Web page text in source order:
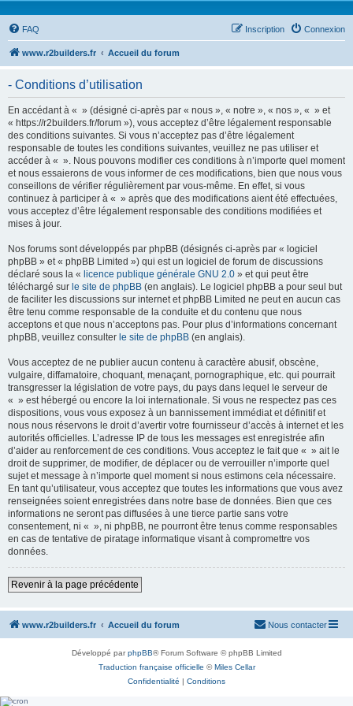
FAQ Connexion
Inscription
www.r2builders.fr Accueil du forum
- Conditions d’utilisation
En accédant à « » (désigné ci-après par « nous », « notre », « nos », « » et
« https://r2builders.fr/forum »), vous acceptez d’être légalement responsable
des conditions suivantes. Si vous n’acceptez pas d’être légalement
responsable de toutes les conditions suivantes, veuillez ne pas utiliser et
accéder à « ». Nous pouvons modifier ces conditions à n’importe quel moment
et nous essaierons de vous informer de ces modifications, bien que nous vous
conseillons de vérifier régulièrement par vous-même. En effet, si vous
continuez à participer à « » après que des modifications aient été effectuées,
vous acceptez d’être légalement responsable des conditions modifiées et
mises à jour.
Nos forums sont développés par phpBB (désignés ci-après par « logiciel
phpBB » et « phpBB Limited ») qui est un logiciel de forum de discussions
déclaré sous la « licence publique générale GNU 2.0 » et qui peut être
téléchargé sur le site de phpBB (en anglais). Le logiciel phpBB a pour seul but
de faciliter les discussions sur internet et phpBB Limited ne peut en aucun cas
être tenu comme responsable de la conduite et du contenu que nous
acceptons et que nous n’acceptons pas. Pour plus d’informations concernant
phpBB, veuillez consulter le site de phpBB (en anglais).
Vous acceptez de ne publier aucun contenu à caractère abusif, obscène,
vulgaire, diffamatoire, choquant, menaçant, pornographique, etc. qui pourrait
transgresser la législation de votre pays, du pays dans lequel le serveur de
« » est hébergé ou encore la loi internationale. Si vous ne respectez pas ces
dispositions, vous vous exposez à un bannissement immédiat et définitif et
nous nous réservons le droit d’avertir votre fournisseur d’accès à internet et les
autorités officielles. L’adresse IP de tous les messages est enregistrée afin
d’aider au renforcement de ces conditions. Vous acceptez le fait que « » ait le
droit de supprimer, de modifier, de déplacer ou de verrouiller n’importe quel
sujet et message à n’importe quel moment si nous estimons cela nécessaire.
En tant qu’utilisateur, vous acceptez que toutes les informations que vous avez
renseignées soient enregistrées dans notre base de données. Bien que ces
informations ne seront pas diffusées à une tierce partie sans votre
consentement, ni « », ni phpBB, ne pourront être tenus comme responsables
en cas de tentative de piratage informatique visant à compromettre vos
données.
Revenir à la page précédente
www.r2builders.fr Accueil du forum Nous contacter
Développé parphpBB® Forum Software © phpBB Limited
Traduction française officielle ©Miles Cellar
Confidentialité | Conditions